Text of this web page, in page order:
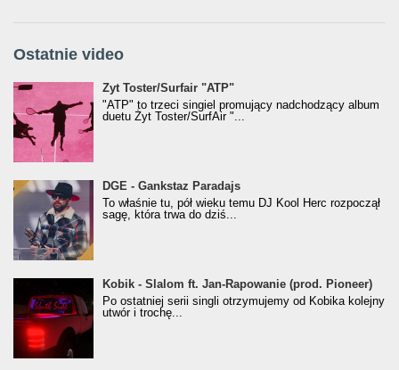
Ostatnie video
Żyt Toster/SurfAir - ATP VIDEO
Żyt Toster/Surfair "ATP"
"ATP" to trzeci singiel promujący nadchodzący album
duetu Żyt Toster/SurfAir "...
donGURALesko z nagrodą za
Klasyczny/Trueschoolowy Album Roku
(Popkillery 2023)
DGE - Gankstaz Paradajs
To właśnie tu, pół wieku temu DJ Kool Herc rozpoczął
sagę, która trwa do dziś...
Kobik - Slalom ft. Jan-Rapowanie (prod. Pioneer)
[Official Music Visualiser]
Kobik - Slalom ft. Jan-Rapowanie (prod. Pioneer)
Po ostatniej serii singli otrzymujemy od Kobika kolejny
utwór i trochę...